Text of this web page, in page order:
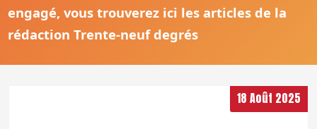
engagé, vous trouverez ici les articles de la
rédaction Trente-neuf degrés
18 Août 2025